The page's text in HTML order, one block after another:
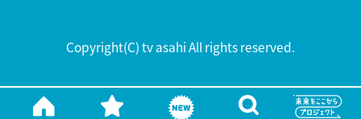
Copyright(C) tv asahi All rights reserved.